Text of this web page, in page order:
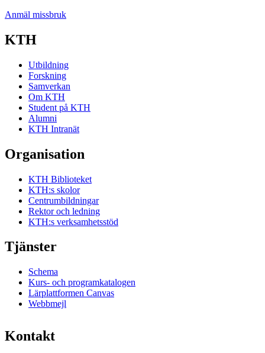
Anmäl missbruk
KTH
Utbildning
Forskning
Samverkan
Om KTH
Student på KTH
Alumni
KTH Intranät
Organisation
KTH Biblioteket
KTH:s skolor
Centrumbildningar
Rektor och ledning
KTH:s verksamhetsstöd
Tjänster
Schema
Kurs- och programkatalogen
Lärplattformen Canvas
Webbmejl
Kontakt